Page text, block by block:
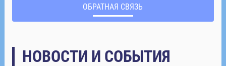
ОБРАТНАЯ СВЯЗЬ
НОВОСТИ И СОБЫТИЯ